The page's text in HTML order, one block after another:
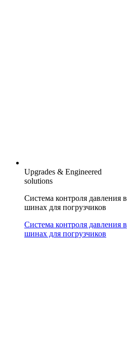
Upgrades & Engineered
solutions
Система контроля давления в
шинах для погрузчиков
Система контроля давления в
шинах для погрузчиков